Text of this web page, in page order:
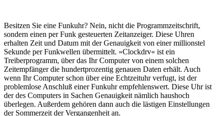
Besitzen Sie eine Funkuhr? Nein, nicht die Programmzeitschrift,
sondern einen per Funk gesteuerten Zeitanzeiger. Diese Uhren
erhalten Zeit und Datum mit der Genauigkeit von einer millionstel
Sekunde per Funkwellen übermittelt. »Clockdrv« ist ein
Treiberprogramm, über das Ihr Computer von einem solchen
Zeitempfänger die hundertprozentig genauen Daten erhält. Auch
wenn Ihr Computer schon über eine Echtzeituhr verfugt, ist der
problemlose Anschluß einer Funkuhr empfehlenswert. Diese Uhr ist
der des Computers in Sachen Genauigkeit nämlich haushoch
überlegen. Außerdem gehören dann auch die lästigen Einstellungen
der Sommerzeit der Vergangenheit an.